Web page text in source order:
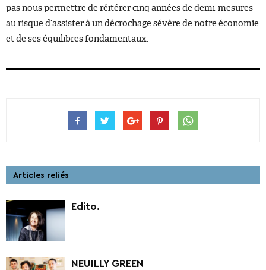
pas nous permettre de réitérer cinq années de demi-mesures
au risque d’assister à un décrochage sévère de notre économie
et de ses équilibres fondamentaux.
Articles reliés
Edito.
NEUILLY GREEN